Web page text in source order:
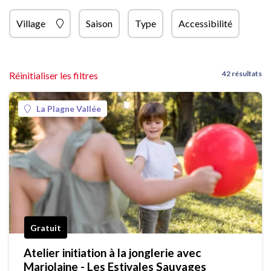
Village Saison Type Accessibilité
Réinitialiser les filtres 42 résultats
La Plagne Vallée
Gratuit
Atelier initiation à la jonglerie avec
Marjolaine - Les Estivales Sauvages